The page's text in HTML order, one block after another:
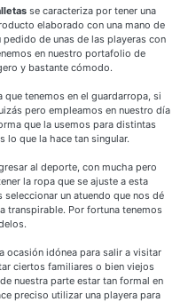
se caracteriza por tener una
elaborado con una mano de
de unas de las playeras con
en nuestro portafolio de
y bastante cómodo.
que tenemos en el guardarropa, si
pero empleamos en nuestro día
que la usemos para distintas
lo que la hace tan singular.
al deporte, con mucha pero
la ropa que se ajuste a esta
un atuendo que nos dé
transpirable. Por fortuna tenemos
ocasión idónea para salir a visitar
ciertos familiares o bien viejos
nuestra parte estar tan formal en
preciso utilizar una playera para